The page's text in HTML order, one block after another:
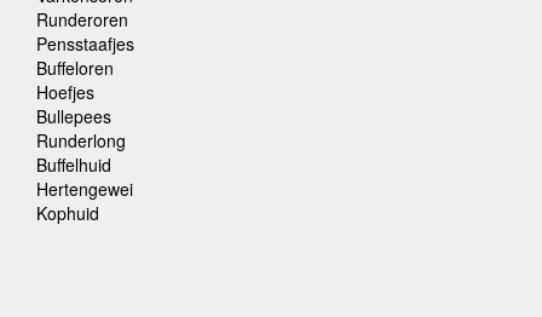
Runderoren
Pensstaafjes
Buffeloren
Hoefjes
Bullepees
Runderlong
Buffelhuid
Hertengewei
Kophuid